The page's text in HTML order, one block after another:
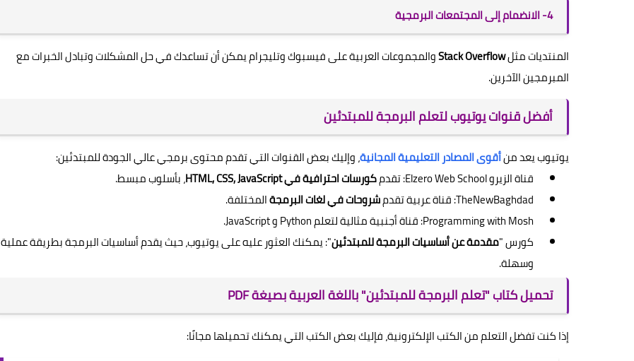
4- الانضمام إلى المجتمعات البرمجية
المنتديات مثلStack Overflowوالمجموعات العربية على فيسبوك وتليجرام يمكن أن تساعدك في حل المشكلات وتبادل الخبرات مع
المبرمجين الآخرين.
أفضل قنوات يوتيوب لتعلم البرمجة للمبتدئين
يوتيوب يعد منأقوى المصادر التعليمية المجانية، وإليك بعض القنوات التي تقدم محتوى برمجي عالي الجودة للمبتدئين:
قناة الزيرو Elzero Web School: تقدم
كورسات احترافية في HTML, CSS, JavaScript
، بأسلوب مبسط.
TheNewBaghdad: قناة عربية تقدم
شروحات في لغات البرمجةالمختلفة.
Programming with Mosh: قناة أجنبية مثالية لتعلم Python و JavaScript.
كورس "مقدمة عن أساسيات البرمجة للمبتدئين": يمكنك العثور عليه على يوتيوب، حيث يقدم أساسيات البرمجة بطريقة عملية
وسهلة.
تحميل كتاب "تعلم البرمجة للمبتدئين" باللغة العربية بصيغة PDF
إذا كنت تفضل التعلم من الكتب الإلكترونية، فإليك بعض الكتب التي يمكنك تحميلها مجانًا: